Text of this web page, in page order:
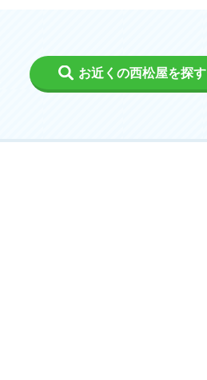
お近くの西松屋を探す